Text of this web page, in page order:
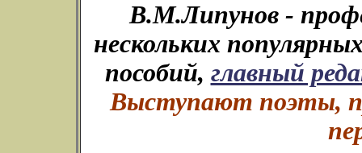
В.М.Липунов -
нескольких
пособий, главный
Выступают поэты,